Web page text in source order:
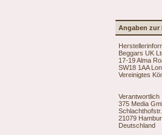
Angaben zur
Beggars UK
17-19 Alma
SW18 1AA
Vereinigtes
Verantwortlich
375 Media
21079
Deutschland